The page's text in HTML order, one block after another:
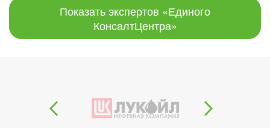
Показать экспертов «Единого
КонсалтЦентра»